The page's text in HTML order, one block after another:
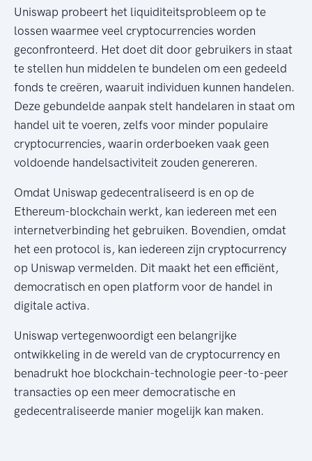
Uniswap probeert het liquiditeitsprobleem op te
lossen waarmee veel cryptocurrencies worden
geconfronteerd. Het doet dit door gebruikers in staat
te stellen hun middelen te bundelen om een gedeeld
fonds te creëren, waaruit individuen kunnen handelen.
Deze gebundelde aanpak stelt handelaren in staat om
handel uit te voeren, zelfs voor minder populaire
cryptocurrencies, waarin orderboeken vaak geen
voldoende handelsactiviteit zouden genereren.
Omdat Uniswap gedecentraliseerd is en op de
Ethereum-blockchain werkt, kan iedereen met een
internetverbinding het gebruiken. Bovendien, omdat
het een protocol is, kan iedereen zijn cryptocurrency
op Uniswap vermelden. Dit maakt het een efficiënt,
democratisch en open platform voor de handel in
digitale activa.
Uniswap vertegenwoordigt een belangrijke
ontwikkeling in de wereld van de cryptocurrency en
benadrukt hoe blockchain-technologie peer-to-peer
transacties op een meer democratische en
gedecentraliseerde manier mogelijk kan maken.